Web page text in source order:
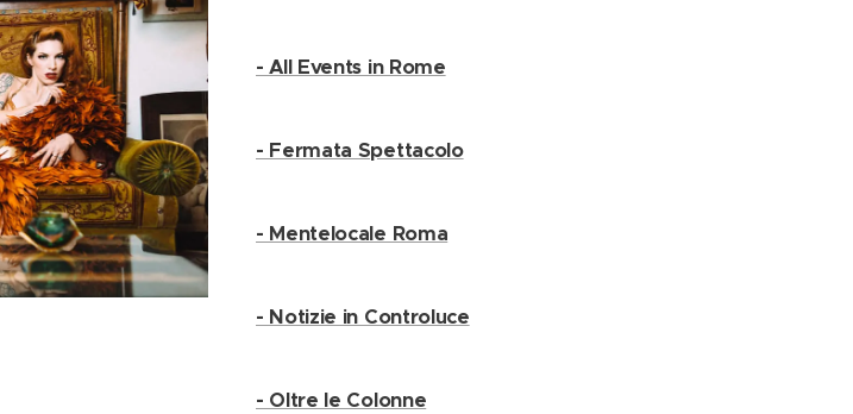
- All Events in Rome
- Fermata Spettacolo
- Mentelocale Roma
- Notizie in Controluce
- Oltre le Colonne